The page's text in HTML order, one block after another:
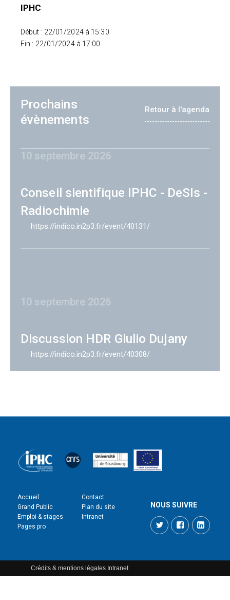
IPHC
Début : 22/01/2024 à 15:30
Fin : 22/01/2024 à 17:00
Prochains
évènements
Retour à l'agenda
10 septembre 2026
Conseil sientifique IPHC - DeSIs -
Radiochimie
https://indico.in2p3.fr/event/40131/
10 septembre 2026
Discussion HDR Giulio Dujany
https://indico.in2p3.fr/event/40308/
Accueil
Grand Public
Emploi & stages
Pages pro
Contact
Plan du site
Intranet
NOUS SUIVRE
TwitterFacebook
Crédits & mentions légales Intranet